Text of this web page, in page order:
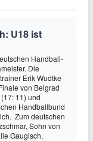
U18 ist
Handball-
Die
Erik Wudtke
von Belgrad
11) und
Handballbund
Zum deutschen
Sohn von
Gaugisch,